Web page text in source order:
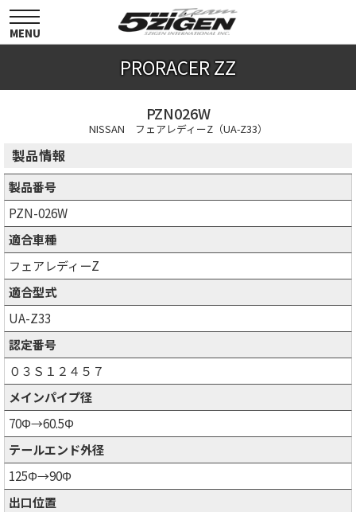
toggle
navigation
MENU
PRORACER ZZ
PZN026W
NISSAN フェアレディーZ（UA-Z33）
製品情報
製品番号
PZN-026W
適合車種
フェアレディーZ
適合型式
UA-Z33
認定番号
０３Ｓ１２４５７
メインパイプ径
70Φ→60.5Φ
テールエンド外径
125Φ→90Φ
出口位置